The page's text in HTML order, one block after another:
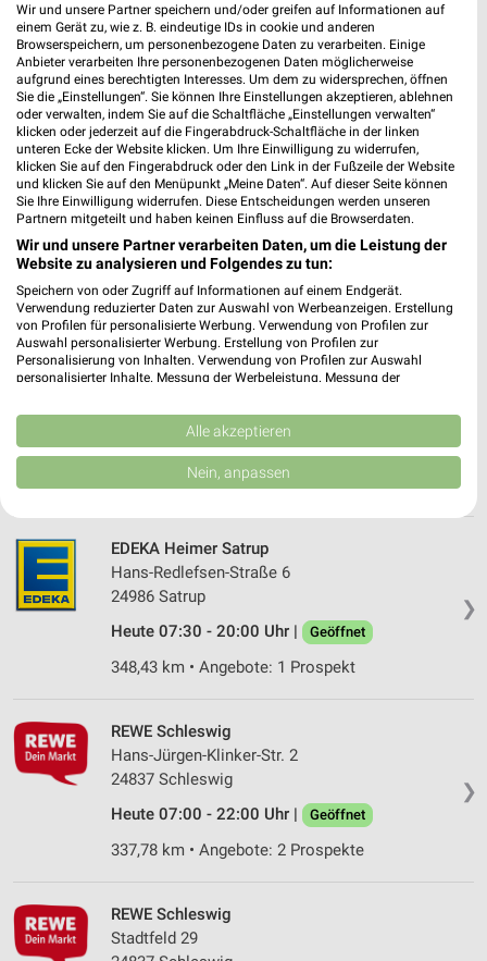
nah & frisch-Markt Christiansen Vioel
Westerende 4 - 6
25884 Vioel
368,00 km
Kaufland Flensburg
Schleswiger Straße 130
Heute 07:00 - 22:00 Uhr | Geöffnet
361,29 km • Angebote: 2 Prospekte
❯
famila Schleswig
24837 Schleswig
Heute 07:00 - 20:00 Uhr | Geöffnet
337,97 km • Angebote: 1 Prospekt
❯
EDEKA Heimer Satrup
Hans-Redlefsen-Straße 6
24986 Satrup
Heute 07:30 - 20:00 Uhr |
Geöffnet
348,43 km • Angebote: 1 Prospekt
❯
REWE Schleswig
Hans-Jürgen-Klinker-Str. 2
24837 Schleswig
Heute 07:00 - 22:00 Uhr |
Geöffnet
337,78 km • Angebote: 2 Prospekte
REWE Schleswig
Stadtfeld 29
Wir und unsere Partner speichern und/oder greifen auf Informationen auf
einem Gerät zu, wie z. B. eindeutige IDs in cookie und anderen
Browserspeichern, um personenbezogene Daten zu verarbeiten. Einige
Anbieter verarbeiten Ihre personenbezogenen Daten möglicherweise
aufgrund eines berechtigten Interesses. Um dem zu widersprechen, öffnen
Sie die „Einstellungen“. Sie können Ihre Einstellungen akzeptieren, ablehnen
oder verwalten, indem Sie auf die Schaltfläche „Einstellungen verwalten“
klicken oder jederzeit auf die Fingerabdruck-Schaltfläche in der linken
unteren Ecke der Website klicken. Um Ihre Einwilligung zu widerrufen,
klicken Sie auf den Fingerabdruck oder den Link in der Fußzeile der Website
und klicken Sie auf den Menüpunkt „Meine Daten“. Auf dieser Seite können
Sie Ihre Einwilligung widerrufen. Diese Entscheidungen werden unseren
Partnern mitgeteilt und haben keinen Einfluss auf die Browserdaten.
Wir und unsere Partner verarbeiten Daten, um die Leistung der
Website zu analysieren und Folgendes zu tun:
Speichern von oder Zugriff auf Informationen auf einem Endgerät.
Verwendung reduzierter Daten zur Auswahl von Werbeanzeigen. Erstellung
von Profilen für personalisierte Werbung. Verwendung von Profilen zur
Auswahl personalisierter Werbung. Erstellung von Profilen zur
Personalisierung von Inhalten. Verwendung von Profilen zur Auswahl
personalisierter Inhalte. Messung der Werbeleistung. Messung der
Kombinationen von Daten aus verschiedenen Quellen. Entwicklung und
Verbesserung der Angebote. Verwendung reduzierter Daten zur Auswahl
von Inhalten.
Daten können außerhalb der Europäischen Union weitergegeben und in die
Website/App.
Partnerliste anzeigen (1 IAB-Anbieter)
Wir nutzen Ihre Daten für folgende Zwecke:
IAB-Verarbeitungszwecke:
Speichern von oder Zugriff auf Informationen
auf einem Endgerät
Werbeanzeigen
Erstellung von Profilen für personalisierte
Werbung
personalisierter Werbung
von Inhalten
Verwendung von Profilen zur Auswahl
Alle akzeptieren
Nein, anpassen